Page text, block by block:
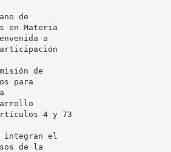
de
en Materia
a
de
para
4 y 73
integran el
de la